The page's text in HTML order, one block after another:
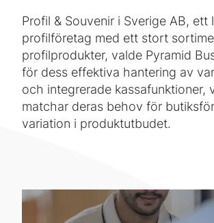
Profil & Souvenir i Sverige AB, ett
profilföretag med ett stort
profilprodukter, valde Pyramid
för dess effektiva hantering av
och integrerade kassafunktioner,
matchar deras behov för
variation i produktutbudet.